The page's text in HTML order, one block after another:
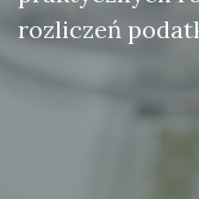
rozliczeń